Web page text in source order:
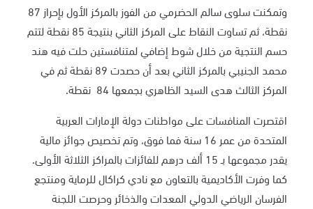
وتمكنت سلوى سالم الحضرمي من الفوز بالمركز الأول بإحراز 87
نقطة، ثم تساوت النقاط على المركز الثاني بنتيجة
نقطة لتتم
حسم النتجية من خلال شوط إضافي لمتنافستين حلت فيه هند
محمد الجنيبي بالمركز الثاني بعد أن حصدت 89 نقطة ثم في
المركز الثالث هدى السيد الظاهري بجمعها 84 نقطة.
اقتصرت المنافسات على مواطنات دولة الإمارات العربية
المتحدة من عمر 16 سنة فما فوق، وتم تخصيص جوائز مالية
يقدر مجموعها بـ 15 ألف درهم للفائزات بالمراكز الثلاثة الأولى.
كما وفرت الأكاديمية بالتعاون مع نادي كراكال للرماية ومنتجع
الفرسان الرياضي الدولي المعدات والذخائر وحرصت اللجنة